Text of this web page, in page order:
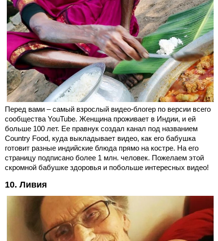
Перед вами – самый взрослый видео-блогер по версии всего
сообщества YouTube. Женщина проживает в Индии, и ей
больше 100 лет. Ее правнук создал канал под названием
Country Food, куда выкладывает видео, как его бабушка
готовит разные индийские блюда прямо на костре. На его
страницу подписано более 1 млн. человек. Пожелаем этой
скромной бабушке здоровья и побольше интересных видео!
10. Ливия